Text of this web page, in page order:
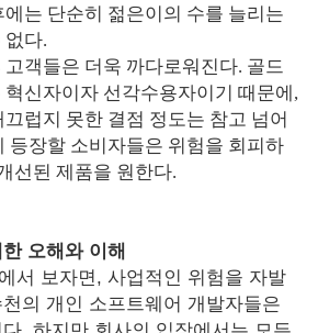
는 단순히 젊은이의 수를 늘리는
없다.
객들은 더욱 까다로워진다. 골드
신자이자 선각수용자이기 때문에,
럽지 못한 결점 정도는 참고 넘어
등장할 소비자들은 위험을 회피하
선된 제품을 원한다.
오해와 이해
서 보자면, 사업적인 위험을 자발
의 개인 소프트웨어 개발자들은